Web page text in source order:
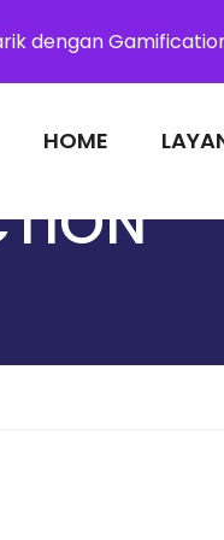
HOME
dengan